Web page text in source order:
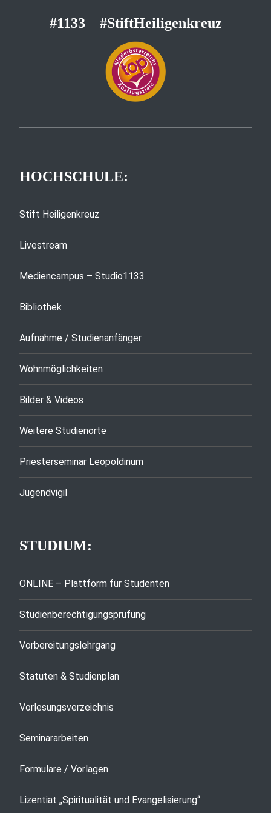
#1133 #StiftHeiligenkreuz
HOCHSCHULE:
Stift Heiligenkreuz
Livestream
Mediencampus – Studio1133
Bibliothek
Aufnahme / Studienanfänger
Wohnmöglichkeiten
Bilder & Videos
Weitere Studienorte
Priesterseminar Leopoldinum
Jugendvigil
STUDIUM:
ONLINE – Plattform für Studenten
Studienberechtigungsprüfung
Vorbereitungslehrgang
Statuten & Studienplan
Vorlesungsverzeichnis
Seminararbeiten
Formulare / Vorlagen
Lizentiat „Spiritualität und Evangelisierung“